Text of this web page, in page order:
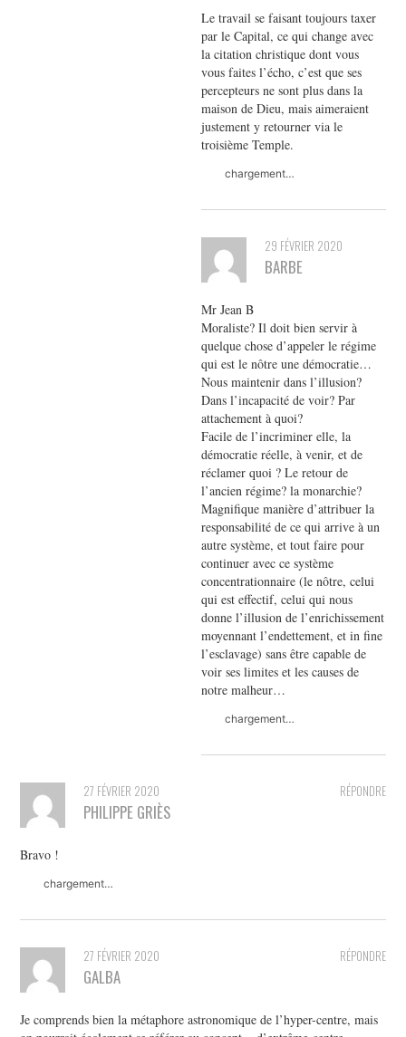
Le travail se faisant toujours taxer
par le Capital, ce qui change avec
la citation christique dont vous
vous faites l’écho, c’est que ses
percepteurs ne sont plus dans la
maison de Dieu, mais aimeraient
justement y retourner via le
troisième Temple.
chargement…
29 FÉVRIER 2020
BARBE
Mr Jean B
Moraliste? Il doit bien servir à
quelque chose d’appeler le régime
qui est le nôtre une démocratie…
Nous maintenir dans l’illusion?
Dans l’incapacité de voir? Par
attachement à quoi?
Facile de l’incriminer elle, la
démocratie réelle, à venir, et de
réclamer quoi ? Le retour de
l’ancien régime? la monarchie?
Magnifique manière d’attribuer la
responsabilité de ce qui arrive à un
autre système, et tout faire pour
continuer avec ce système
concentrationnaire (le nôtre, celui
qui est effectif, celui qui nous
donne l’illusion de l’enrichissement
moyennant l’endettement, et in fine
l’esclavage) sans être capable de
voir ses limites et les causes de
notre malheur…
chargement…
RÉPONDRE
27 FÉVRIER 2020
PHILIPPE GRIÈS
Bravo !
chargement…
RÉPONDRE
27 FÉVRIER 2020
GALBA
Je comprends bien la métaphore astronomique de l’hyper-centre, mais